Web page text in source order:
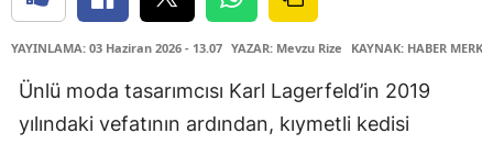
YAYINLAMA: 03 Haziran 2026 - 13.07 YAZAR: Mevzu Rize KAYNAK: HABER
Ünlü moda tasarımcısı Karl Lagerfeld’in 2019
yılındaki vefatının ardından, kıymetli kedisi